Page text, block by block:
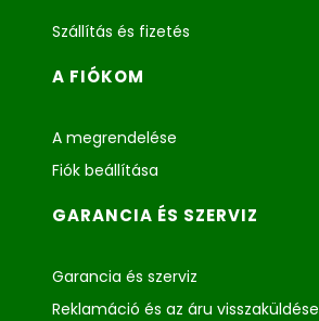
Szállítás és fizetés
A FIÓKOM
A megrendelése
Fiók beállítása
GARANCIA ÉS SZERVIZ
Garancia és szerviz
Reklamáció és az áru visszaküldése